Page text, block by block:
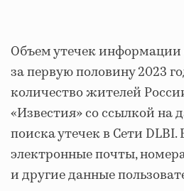
Объем утечек информации
за первую половину 2023
количество жителей
«Известия» со ссылкой на
поиска утечек в Сети
электронные почты,
и другие данные